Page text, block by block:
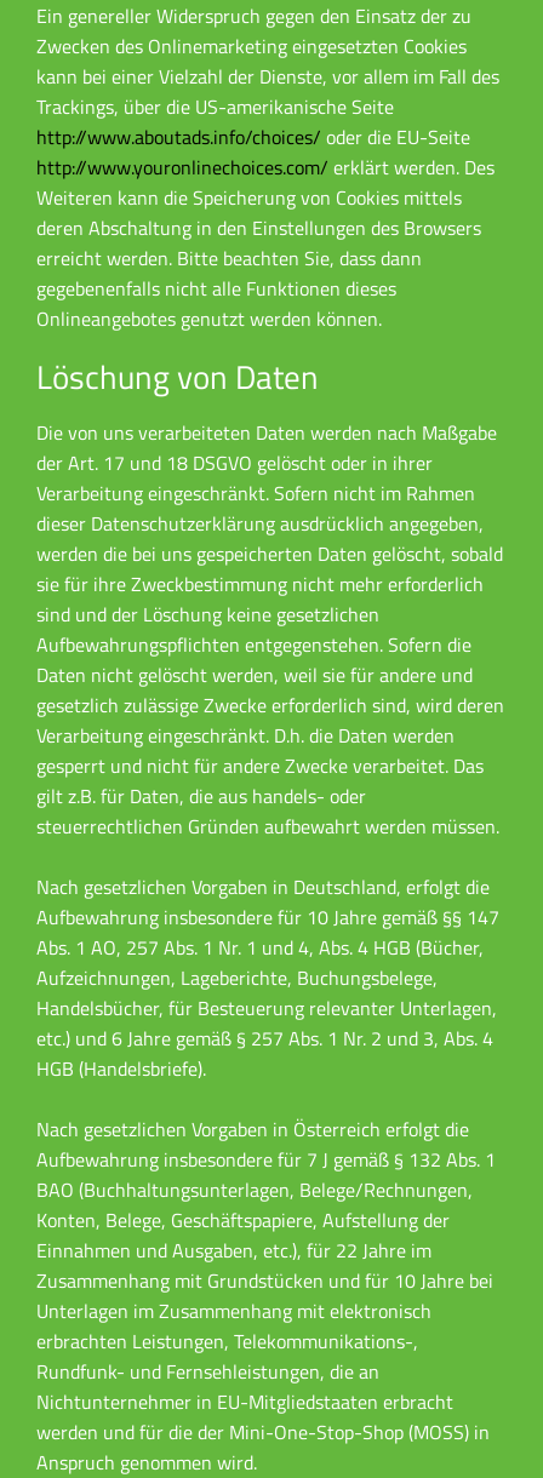
Ein genereller Widerspruch gegen den Einsatz der zu
Zwecken des Onlinemarketing eingesetzten Cookies
kann bei einer Vielzahl der Dienste, vor allem im Fall des
Trackings, über die US-amerikanische Seite
http://www.aboutads.info/choices/ oder die EU-Seite
http://www.youronlinechoices.com/ erklärt werden. Des
Weiteren kann die Speicherung von Cookies mittels
deren Abschaltung in den Einstellungen des Browsers
erreicht werden. Bitte beachten Sie, dass dann
gegebenenfalls nicht alle Funktionen dieses
Onlineangebotes genutzt werden können.
Löschung von Daten
Die von uns verarbeiteten Daten werden nach Maßgabe
der Art. 17 und 18 DSGVO gelöscht oder in ihrer
Verarbeitung eingeschränkt. Sofern nicht im Rahmen
dieser Datenschutzerklärung ausdrücklich angegeben,
werden die bei uns gespeicherten Daten gelöscht, sobald
sie für ihre Zweckbestimmung nicht mehr erforderlich
sind und der Löschung keine gesetzlichen
Aufbewahrungspflichten entgegenstehen. Sofern die
Daten nicht gelöscht werden, weil sie für andere und
gesetzlich zulässige Zwecke erforderlich sind, wird deren
Verarbeitung eingeschränkt. D.h. die Daten werden
gesperrt und nicht für andere Zwecke verarbeitet. Das
gilt z.B. für Daten, die aus handels- oder
steuerrechtlichen Gründen aufbewahrt werden müssen.
Nach gesetzlichen Vorgaben in Deutschland, erfolgt die
Aufbewahrung insbesondere für 10 Jahre gemäß §§ 147
Abs. 1 AO, 257 Abs. 1 Nr. 1 und 4, Abs. 4 HGB (Bücher,
Aufzeichnungen, Lageberichte, Buchungsbelege,
Handelsbücher, für Besteuerung relevanter Unterlagen,
etc.) und 6 Jahre gemäß § 257 Abs. 1 Nr. 2 und 3, Abs. 4
HGB (Handelsbriefe).
Nach gesetzlichen Vorgaben in Österreich erfolgt die
Aufbewahrung insbesondere für 7 J gemäß § 132 Abs. 1
BAO (Buchhaltungsunterlagen, Belege/Rechnungen,
Konten, Belege, Geschäftspapiere, Aufstellung der
Einnahmen und Ausgaben, etc.), für 22 Jahre im
Zusammenhang mit Grundstücken und für 10 Jahre bei
Unterlagen im Zusammenhang mit elektronisch
erbrachten Leistungen, Telekommunikations-,
Rundfunk- und Fernsehleistungen, die an
Nichtunternehmer in EU-Mitgliedstaaten erbracht
werden und für die der Mini-One-Stop-Shop (MOSS) in
Anspruch genommen wird.